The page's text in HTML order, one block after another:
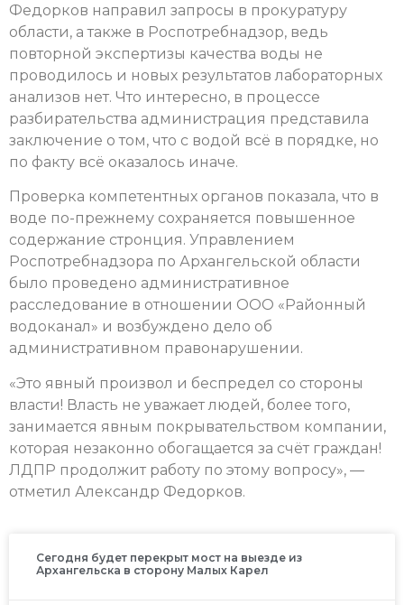
Федорков направил запросы в прокуратуру
области, а также в Роспотребнадзор, ведь
повторной экспертизы качества воды не
проводилось и новых результатов лабораторных
анализов нет. Что интересно, в процессе
разбирательства администрация представила
заключение о том, что с водой всё в порядке, но
по факту всё оказалось иначе.
Проверка компетентных органов показала, что в
воде по-прежнему сохраняется повышенное
содержание стронция. Управлением
Роспотребнадзора по Архангельской области
было проведено административное
расследование в отношении ООО «Районный
водоканал» и возбуждено дело об
административном правонарушении.
«Это явный произвол и беспредел со стороны
власти! Власть не уважает людей, более того,
занимается явным покрывательством компании,
которая незаконно обогащается за счёт граждан!
ЛДПР продолжит работу по этому вопросу», —
отметил Александр Федорков.
Сегодня будет перекрыт мост на выезде из
Архангельска в сторону Малых Карел